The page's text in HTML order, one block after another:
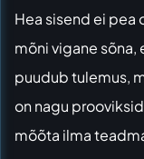
Hea sisend ei pea
mõni vigane sõna,
puudub tulemus,
on nagu
mõõta ilma